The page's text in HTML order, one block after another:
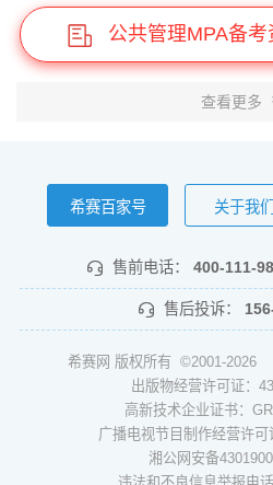
公共管理MPA备
查看更多
希赛百家号 关于我们
售前电话： 400-111-
售后投诉：
希赛网 版权所有 ©2001-2026
出版物经营许可证：
高新技术企业证书：
广播电视节目制作经营许可
湘公网安备